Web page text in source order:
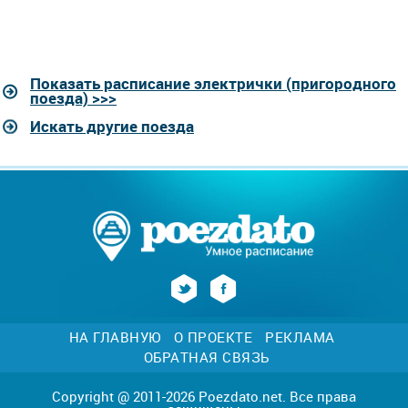
Показать расписание электрички (пригородного
поезда) >>>
Искать другие поезда
НА ГЛАВНУЮ О ПРОЕКТЕ
РЕКЛАМА
ОБРАТНАЯ СВЯЗЬ
Copyright @ 2011-2026 Poezdato.net. Все права